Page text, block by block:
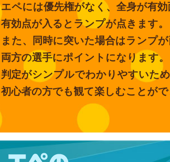
エペには優先権がなく、全身が有効
有効点が入るとランプが点きます。
また、同時に突いた場合はランプが
両方の選手にポイントになります。
判定がシンプルでわかりやすいため
初心者の方でも観て楽しむことがで